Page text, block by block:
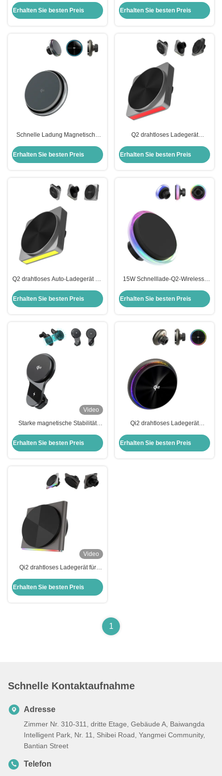
anpassbar
Erhalten Sie besten Preis
RGB Lichteffekt Projektion
Umgebungslampe Schnellladung
Erhalten Sie besten Preis
Schnelle Ladung Magnetische
stille Kühlventilator In Q2
Erhalten Sie besten Preis
Q2 drahtloses Ladegerät
Schnellladewagen Magnetisches
Erhalten Sie besten Preis
Q2 drahtloses Auto-Ladegerät mit
Musik-Synchronisation
Erhalten Sie besten Preis
15W Schnelllade-Q2-Wireless-
Kühlventilator und anpassbarer
Gehäusefarbe für Autos
Erhalten Sie besten Preis
Video
Starke magnetische Stabilität
Schnellladung Drahtlose Ladung
Autophone Halter
Erhalten Sie besten Preis
Qi2 drahtloses Ladegerät
Effekt Magnetische Auto
drahtlose Ladeklammer
Erhalten Sie besten Preis
Video
Qi2 drahtloses Ladegerät für
Metallmaterial 9-Farb-RGB-
Lichteffekt Einhandbetrieb
Erhalten Sie besten Preis
1
Schnelle Kontaktaufnahme
Adresse
Zimmer Nr. 310-311, dritte Etage, Gebäude A, Baiwangda
Intelligent Park, Nr. 11, Shibei Road, Yangmei Community,
Bantian Street
Telefon